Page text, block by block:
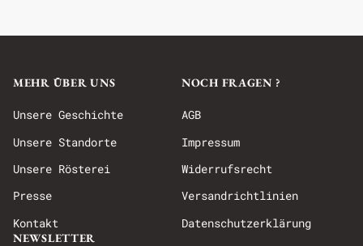
MEHR ÜBER UNS
Unsere Geschichte
Unsere Standorte
Unsere Rösterei
Presse
Kontakt
NOCH FRAGEN ?
AGB
Impressum
Widerrufsrecht
Versandrichtlinien
Datenschutzerklärung
NEWSLETTER